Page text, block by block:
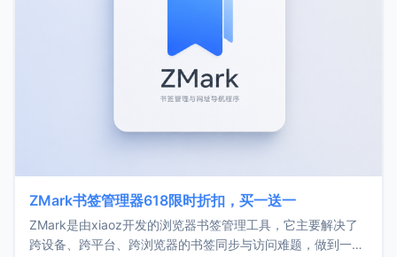
ZMark书签管理器618限时折扣，买一送一
ZMark是由xiaoz开发的浏览器书签管理工具，它主要解决了
跨设备、跨平台、跨浏览器的书签同步与访问难题，做到一处